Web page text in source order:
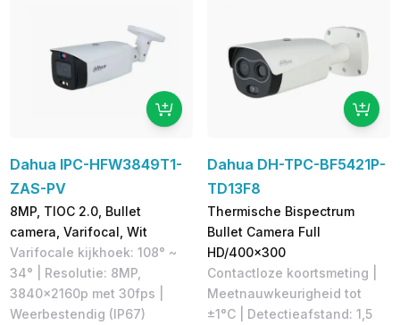
Dahua IPC-HFW3849T1-
ZAS-PV
8MP, TIOC 2.0, Bullet
camera, Varifocal, Wit
Varifocale kijkhoek: 108° ~
34° | Resolutie: 8MP,
3840x2160p met 30fps |
Weerbestendig (IP67)
Dahua DH-TPC-BF5421P-
TD13F8
Thermische Bispectrum
Bullet Camera Full
HD/400x300
Contactloze koortsmeting |
Meetnauwkeurigheid tot
±1°C | Detectieafstand: 1,5